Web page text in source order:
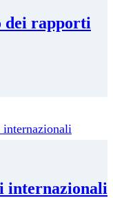
dei rapporti
internazionali